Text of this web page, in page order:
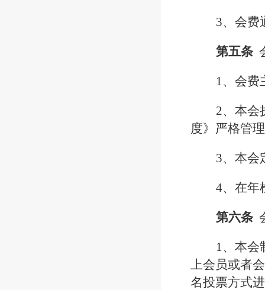
3、会费
第五条
1、会费
2、本会
度》严格管
3、本会
4、在年
第六条
1、本会
上会员或者
名投票方式